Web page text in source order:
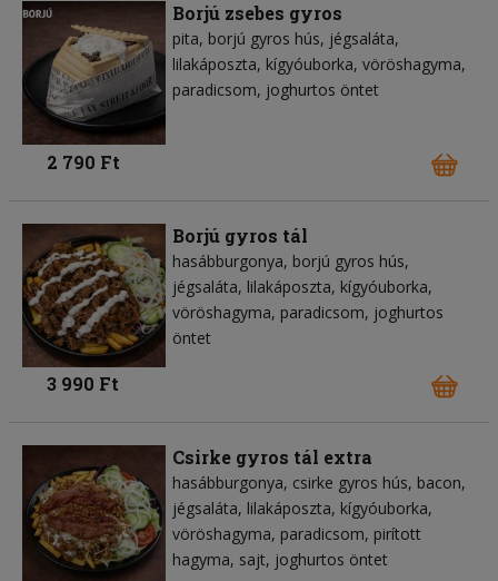
Borjú zsebes gyros
pita borjú gyros hús jégsaláta
lilakáposzta kígyóuborka vöröshagyma
paradicsom joghurtos öntet
2 790 Ft
Borjú gyros tál
hasábburgonya borjú gyros hús
jégsaláta lilakáposzta kígyóuborka
vöröshagyma paradicsom joghurtos
öntet
3 990 Ft
Csirke gyros tál extra
hasábburgonya csirke gyros hús bacon
jégsaláta lilakáposzta kígyóuborka
vöröshagyma paradicsom pirított
hagyma sajt joghurtos öntet